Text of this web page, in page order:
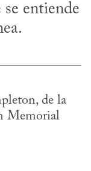
se entiende
de la
Memorial